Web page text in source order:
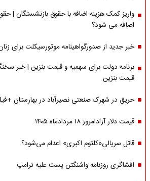
واریز کمک هزینه اضافه با حقوق بازنشستگان |
اضافه می شود؟
خبر جدید از صدورگواهینامه موتورسیکلت برای
برنامه دولت برای سهمیه و قیمت بنزین | خبر
قیمت بنزین
حریق در شهرک صنعتی نصیرآباد در بهارستان
قیمت دلار آزادامروز ۱۸ مردادماه ۱۴۰۵
قاتل سریالی«کلثوم اکبری» اعدام می‌شود؟
افشاگری روزنامه واشنگتن پست علیه ترامپ